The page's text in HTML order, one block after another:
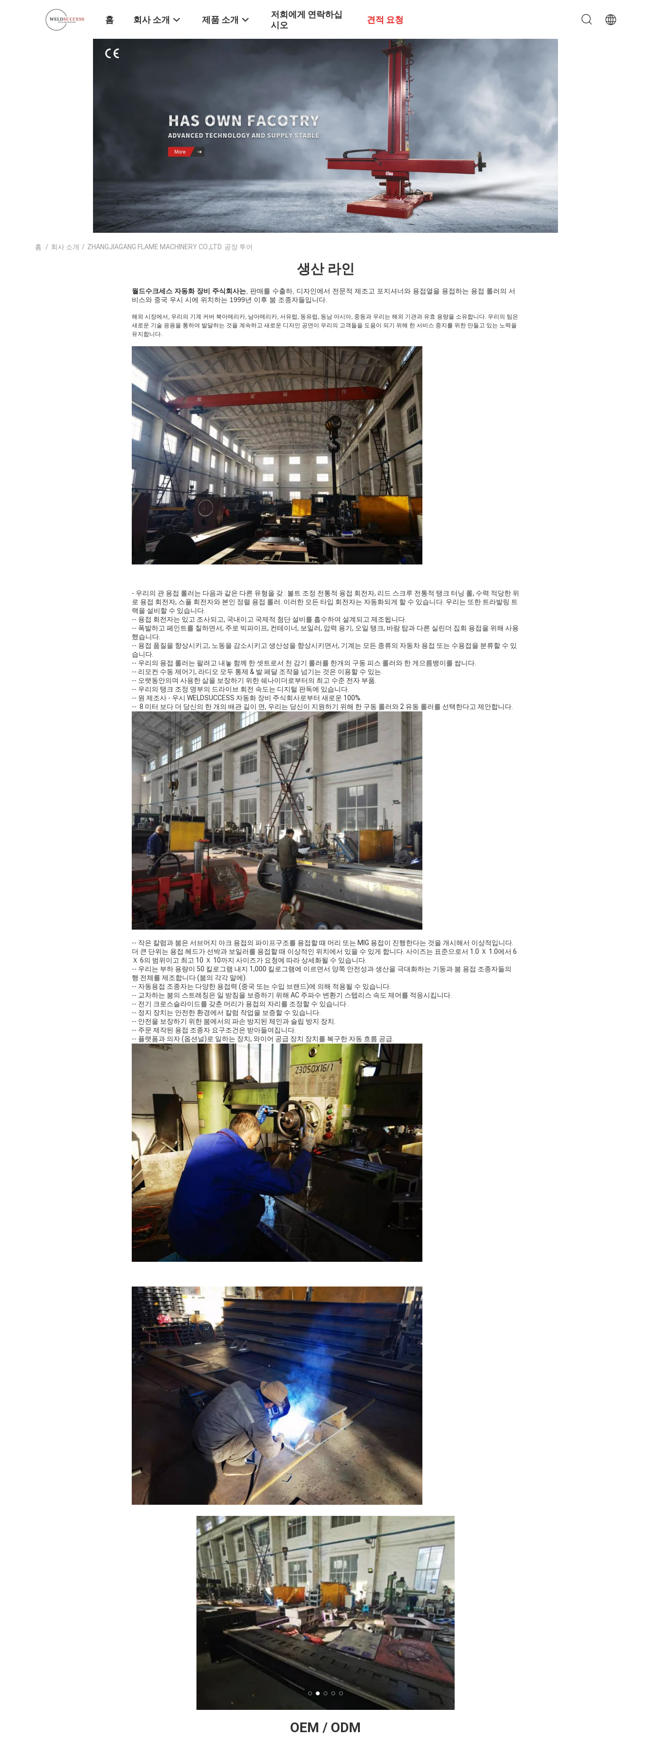
홈 회사 소개 제품 소개
저희에게 연락하십
시오
견적 요청
홈 / 회사 소개 / ZHANGJIAGANG FLAME MACHINERY CO.,LTD. 공장 투어
생산 라인
월드수크세스 자동화 장비 주식회사는 , 판매를 수출하, 디자인에서 전문적 제조고 포지셔너와 용접열을 용접하는 용접 롤러의 서
비스와 중국 우시 시에 위치하는 1999년 이후 붐 조종자들입니다.
해외 시장에서, 우리의 기계 커버 북아메리카, 남아메리카, 서유럽, 동유럽, 동남 아시아, 중동과 우리는 해외 기관과 유효 용량을 소유합니다. 우리의 팀은
새로운 기술 응용을 통하여 발달하는 것을 계속하고 새로운 디자인 공연이 우리의 고객들을 도움이 되기 위해 한 서비스 중지를 위한 만들고 있는 노력을
유지합니다.
- 우리의 관 용접 롤러는 다음과 같은 다른 유형을 갖 : 볼트 조정 전통적 용접 회전자, 리드 스크루 전통적 탱크 터닝 롤, 수력 적당한 위
로 용접 회전자, 스풀 회전자와 본인 정렬 용접 롤러. 이러한 모든 타입 회전자는 자동화되게 할 수 있습니다. 우리는 또한 트라발링 트
랙을 설비할 수 있습니다.
-- 용접 회전자는 있고 조사되고, 국내이고 국제적 첨단 설비를 흡수하여 설계되고 제조됩니다.
-- 폭발하고 페인트를 칠하면서, 주로 빅파이프, 컨테이너, 보일러, 압력 용기, 오일 탱크, 바람 탑과 다른 실린더 집회 용접을 위해 사용
했습니다.
-- 용접 품질을 향상시키고, 노동을 감소시키고 생산성을 향상시키면서, 기계는 모든 종류의 자동차 용접 또는 수용접을 분류할 수 있
습니다.
-- 우리의 용접 롤러는 팔려고 내놓 함께 한 셋트로서 천 감기 롤러를 한개의 구동 피스 롤러와 한 게으름뱅이를 쌉니다.
-- 리모컨 수동 제어기, 라디오 모두 통제 & 발 페달 조작을 넘기는 것은 이용할 수 있는.
-- 오랫동안의며 사용한 삶을 보장하기 위한 쉐나이더로부터의 최고 수준 전자 부품.
-- 우리의 탱크 조정 명부의 드라이브 회전 속도는 디지털 판독에 있습니다.
-- 원 제조사 - 우시 WELDSUCCESS 자동화 장비 주식회사로부터 새로운 100%.
-- 8 미터 보다 더 당신의 한 개의 배관 길이 면, 우리는 당신이 지원하기 위해 한 구동 롤러와 2 유동 롤러를 선택한다고 제안합니다.
-- 작은 칼럼과 붐은 서브머지 아크 용접의 파이프구조를 용접할 때 머리 또는 MIG 용접이 진행한다는 것을 개시해서 이상적입니다.
더 큰 단위는 용접 헤드가 선박과 보일러를 용접할 때 이상적인 위치에서 있을 수 있게 합니다. 사이즈는 표준으로서 1.0 Ｘ 1.0에서 6
Ｘ 6의 범위이고 최고 10 Ｘ 10까지 사이즈가 요청에 따라 상세화될 수 있습니다.
-- 우리는 부하 용량이 50 킬로그램 내지 1,000 킬로그램에 이르면서 양쪽 안전성과 생산을 극대화하는 기둥과 붐 용접 조종자들의
행 전체를 제조합니다 (붐의 각각 말에).
-- 자동용접 조종자는 다양한 용접력 (중국 또는 수입 브랜드)에 의해 적용될 수 있습니다.
-- 교차하는 붐의 스트레칭은 일 받침을 보증하기 위해 AC 주파수 변환기 스텝리스 속도 제어를 적응시킵니다.
-- 전기 크로스슬라이드를 갖춘 머리가 용접의 자리를 조정할 수 있습니다 .
-- 정지 장치는 안전한 환경에서 칼럼 작업을 보증할 수 있습니다.
-- 안전을 보장하기 위한 붐에서의 파손 방지된 체인과 슬립 방지 장치.
-- 주문 제작된 용접 조종자 요구조건은 받아들여집니다.
-- 플랫폼과 의자 (옵션널)로 일하는 장치, 와이어 공급 장치 장치를 복구한 자동 흐름 공급.
OEM / ODM